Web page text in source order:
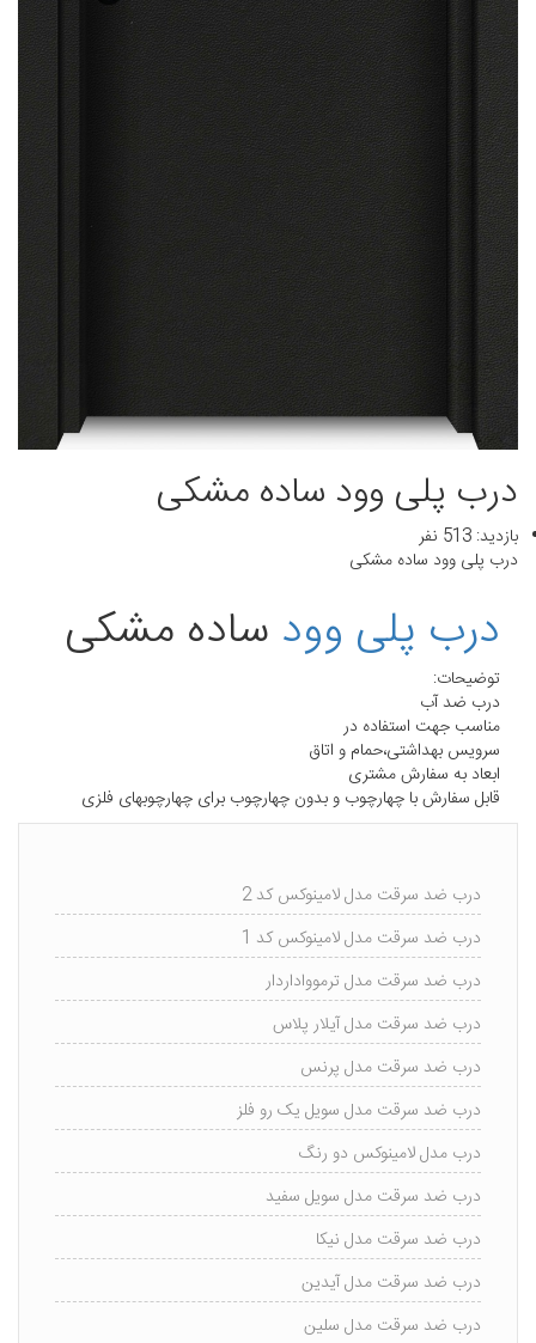
درب پلی وود ساده مشکی
بازدید: 513 نفر
درب پلی وود ساده مشکی
درب پلی وود ساده مشکی
توضیحات:
درب ضد آب
مناسب جهت استفاده در
سرویس بهداشتی،حمام و اتاق
ابعاد به سفارش مشتری
قابل سفارش با چهارچوب و بدون چهارچوب برای چهارچوبهای فلزی
درب ضد سرقت مدل لامینوکس کد 2
درب ضد سرقت مدل لامینوکس کد 1
درب ضد سرقت مدل ترموواداردار
درب ضد سرقت مدل آیلار پلاس
درب ضد سرقت مدل پرنس
درب ضد سرقت مدل سویل یک رو فلز
درب مدل لامینوکس دو رنگ
درب ضد سرقت مدل سویل سفید
درب ضد سرقت مدل نیکا
درب ضد سرقت مدل آیدین
درب ضد سرقت مدل سلین